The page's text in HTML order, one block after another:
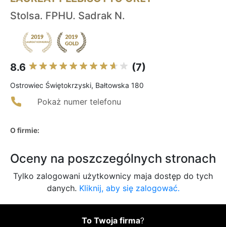
Stolsa. FPHU. Sadrak N.
8.6 (7)
Ostrowiec Świętokrzyski, Bałtowska 180
Pokaż numer telefonu
O firmie:
Oceny na poszczególnych stronach
Tylko zalogowani użytkownicy maja dostęp do tych
danych. Kliknij, aby się zalogować.
To Twoja firma?